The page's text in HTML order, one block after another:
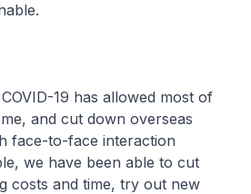
19 has allowed most of
and cut down overseas
face-to-face interaction
we have been able to cut
costs and time, try out new